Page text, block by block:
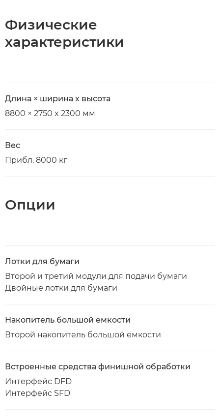
Физические
характеристики
Длина × ширина x высота
8800 × 2750 x 2300 мм
Вес
Прибл. 8000 кг
Опции
Лотки для бумаги
Второй и третий модули для подачи бумаги
Двойные лотки для бумаги
Накопитель большой емкости
Второй накопитель большой емкости
Встроенные средства финишной обработки
Интерфейс DFD
Интерфейс SFD